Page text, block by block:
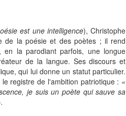
est une intelligence), Christophe
de la poésie et des poètes ; il rend
la parodiant parfois, une longue
de la langue. Ses discours et
qui lui donne un statut particulier.
registre de l'ambition patriotique : «
je suis un poète qui sauve sa